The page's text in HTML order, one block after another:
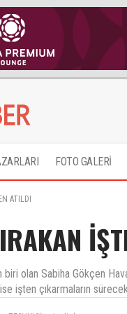
FOTO GALERİ
ATILDI
olan Sabiha Gökçen
işten çıkarmaların